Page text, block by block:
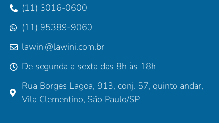
(11) 3016-0600
(11) 95389-9060
lawini@lawini.com.br
De segunda a sexta das 8h às 18h
Rua Borges Lagoa, 913, conj. 57, quinto andar,
Vila Clementino, São Paulo/SP